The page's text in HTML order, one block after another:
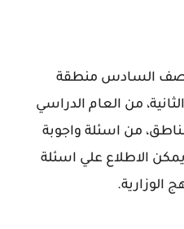
للصف السادس منطقة
من العام الدراسي
المناطق، من اسئلة واجوبة
يمكن الاطلاع علي اسئلة
الوزارية.